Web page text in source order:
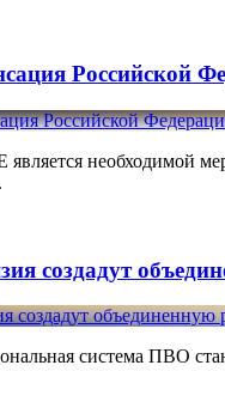
Российской
необходимой
создадут
система ПВО